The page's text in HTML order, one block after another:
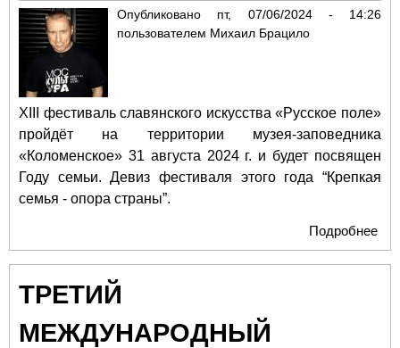
Опубликовано пт, 07/06/2024 - 14:26
пользователем Михаил Брацило
XIII фестиваль славянского искусства «Русское поле»
пройдёт на территории музея-заповедника
«Коломенское» 31 августа 2024 г. и будет посвящен
Году семьи. Девиз фестиваля этого года “Крепкая
семья - опора страны”.
Подробнее
ТРЕТИЙ
МЕЖДУНАРОДНЫЙ